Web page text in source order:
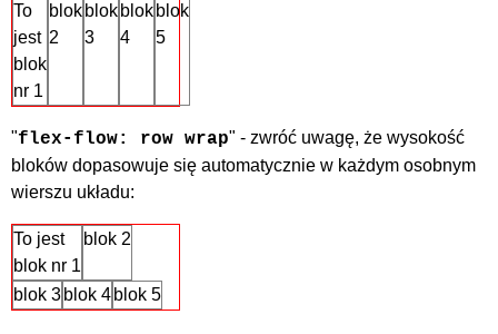
To
jest
blok
nr 1
blok
2
blok
3
blok
4
blok
5
"flex-flow: row wrap" - zwróć uwagę, że wysokość
bloków dopasowuje się automatycznie w każdym osobnym
wierszu układu:
To jest
blok nr 1
blok 2
blok 3 blok 4 blok 5